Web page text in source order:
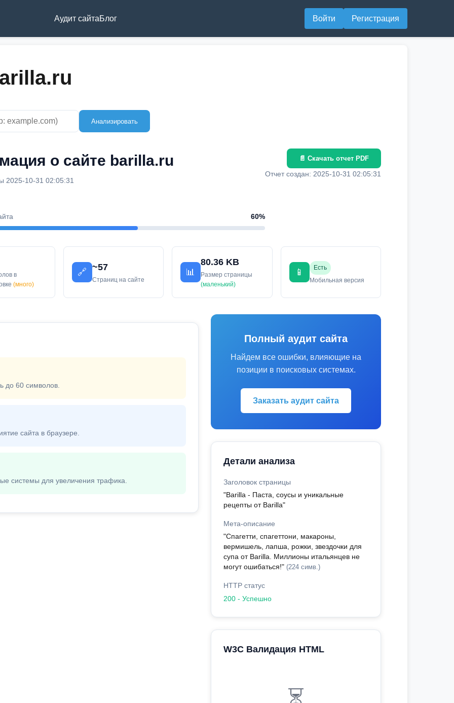
Аудит сайтаБлог Войти Регистрация
Анализировать
о сайте barilla.ru
2025-10-31 02:05:31
60%
📄 Скачать отчет PDF
Отчет создан: 2025-10-31 02:05:31
в
(много)
🔗
~57
Страниц на сайте
📊
80.36 KB
Размер страницы
(маленький)
📱
Есть
Мобильная версия
до 60 символов.
сайта в браузере.
системы для увеличения трафика.
Полный аудит сайта
Найдем все ошибки, влияющие на
позиции в поисковых системах.
Заказать аудит сайта
Детали анализа
Заголовок страницы
"Barilla - Паста, соусы и уникальные
рецепты от Barilla"
Мета-описание
"Спагетти, спагеттони, макароны,
вермишель, лапша, рожки, звездочки для
супа от Barilla. Миллионы итальянцев не
могут ошибаться!" (224 симв.)
HTTP статус
200 - Успешно
W3C Валидация HTML